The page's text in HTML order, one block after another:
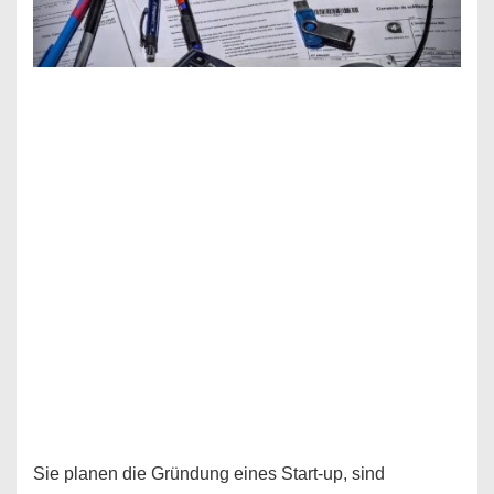
Sie planen die Gründung eines Start-up, sind